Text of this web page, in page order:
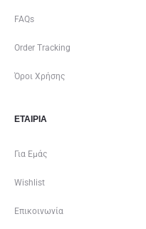
FAQs
Order Tracking
Όροι Χρήσης
ΕΤΑΙΡΊΑ
Για Εμάς
Wishlist
Επικοινωνία